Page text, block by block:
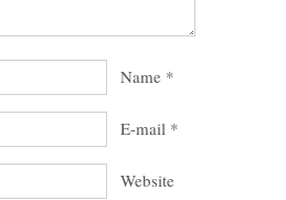
Name *
E-mail *
Website